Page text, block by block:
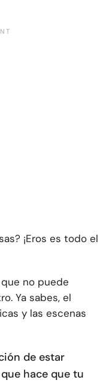
¡Eros es todo el
no puede
Ya sabes, el
y las escenas
de estar
hace que tu